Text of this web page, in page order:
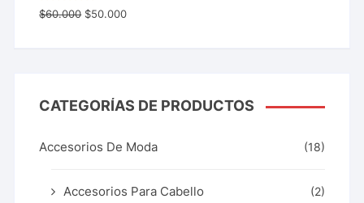
Valorado
con 5.00
$60.000 $50.000
CATEGORÍAS DE PRODUCTOS
Accesorios De Moda (18)
Accesorios Para Cabello (2)